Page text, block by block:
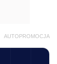
AUTOPROMOCJA